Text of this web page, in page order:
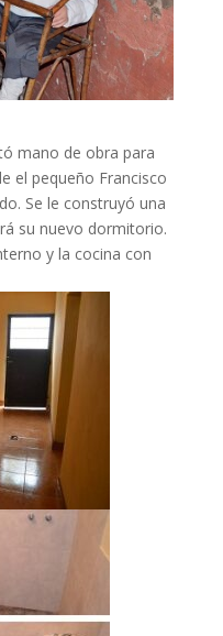
mano de obra para
el pequeño Francisco
Se le construyó una
su nuevo dormitorio.
y la cocina con